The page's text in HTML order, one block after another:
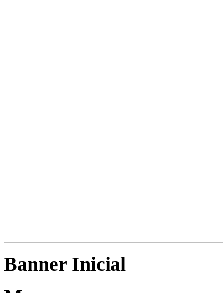
Banner Inicial